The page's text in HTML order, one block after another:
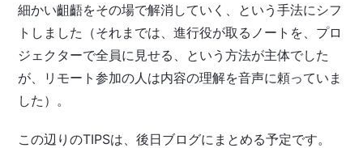
細かい齟齬をその場で解消していく、という手法にシフ
トしました（それまでは、進行役が取るノートを、プロ
ジェクターで全員に見せる、という方法が主体でした
が、リモート参加の人は内容の理解を音声に頼っていま
した）。
この辺りのTIPSは、後日ブログにまとめる予定です。